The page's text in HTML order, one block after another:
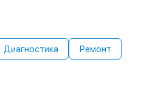
Диагностика Ремонт